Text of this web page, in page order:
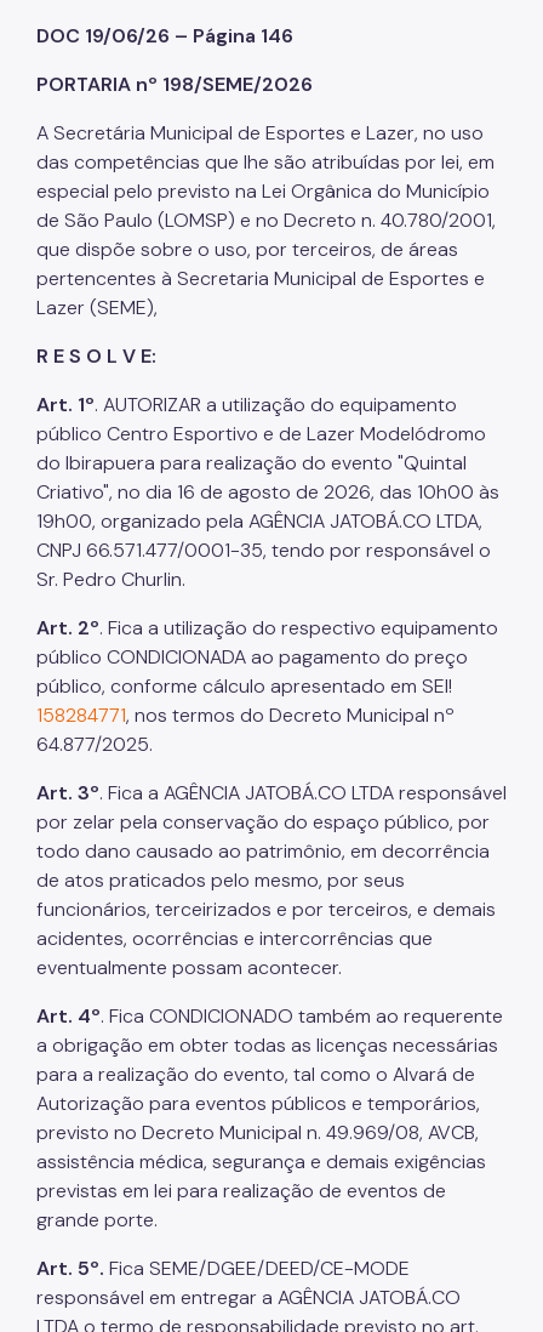
DOC 19/06/26 – Página 146
PORTARIA nº 198/SEME/2026
A Secretária Municipal de Esportes e Lazer, no uso
das competências que lhe são atribuídas por lei, em
especial pelo previsto na Lei Orgânica do Município
de São Paulo (LOMSP) e no Decreto n. 40.780/2001,
que dispõe sobre o uso, por terceiros, de áreas
pertencentes à Secretaria Municipal de Esportes e
Lazer (SEME),
R E S O L V E:
Art. 1º. AUTORIZAR a utilização do equipamento
público Centro Esportivo e de Lazer Modelódromo
do Ibirapuera para realização do evento "Quintal
Criativo", no dia 16 de agosto de 2026, das 10h00 às
19h00, organizado pela AGÊNCIA JATOBÁ.CO LTDA,
CNPJ 66.571.477/0001-35, tendo por responsável o
Sr. Pedro Churlin.
Art. 2º. Fica a utilização do respectivo equipamento
público CONDICIONADA ao pagamento do preço
público, conforme cálculo apresentado em SEI!
158284771, nos termos do Decreto Municipal nº
64.877/2025.
Art. 3º. Fica a AGÊNCIA JATOBÁ.CO LTDA responsável
por zelar pela conservação do espaço público, por
todo dano causado ao patrimônio, em decorrência
de atos praticados pelo mesmo, por seus
funcionários, terceirizados e por terceiros, e demais
acidentes, ocorrências e intercorrências que
eventualmente possam acontecer.
Art. 4º. Fica CONDICIONADO também ao requerente
a obrigação em obter todas as licenças necessárias
para a realização do evento, tal como o Alvará de
Autorização para eventos públicos e temporários,
previsto no Decreto Municipal n. 49.969/08, AVCB,
assistência médica, segurança e demais exigências
previstas em lei para realização de eventos de
grande porte.
Art. 5º. Fica SEME/DGEE/DEED/CE-MODE
responsável em entregar a AGÊNCIA JATOBÁ.CO
LTDA o termo de responsabilidade previsto no art.